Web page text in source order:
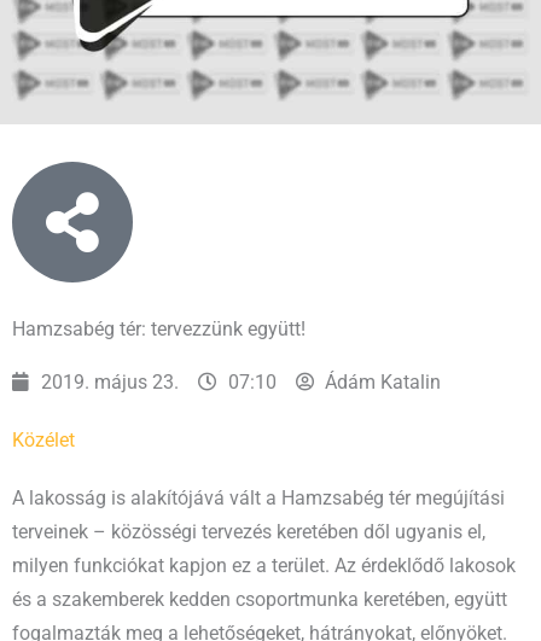
Hamzsabég tér: tervezzünk együtt!
2019. május 23. 07:10 Ádám Katalin
Közélet
A lakosság is alakítójává vált a Hamzsabég tér megújítási
terveinek – közösségi tervezés keretében dől ugyanis el,
milyen funkciókat kapjon ez a terület. Az érdeklődő lakosok
és a szakemberek kedden csoportmunka keretében, együtt
fogalmazták meg a lehetőségeket, hátrányokat, előnyöket.